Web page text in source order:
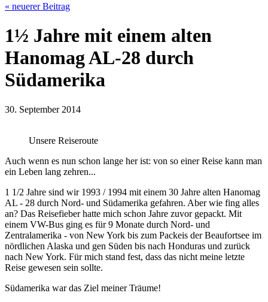
« neuerer Beitrag
1½ Jahre mit einem alten
Hanomag AL-28 durch
Südamerika
30. September 2014
Unsere Reiseroute
Auch wenn es nun schon lange her ist: von so einer Reise kann man
ein Leben lang zehren...
1 1/2 Jahre sind wir 1993 / 1994 mit einem 30 Jahre alten Hanomag
AL - 28 durch Nord- und Südamerika gefahren. Aber wie fing alles
an? Das Reisefieber hatte mich schon Jahre zuvor gepackt. Mit
einem VW-Bus ging es für 9 Monate durch Nord- und
Zentralamerika - von New York bis zum Packeis der Beaufortsee im
nördlichen Alaska und gen Süden bis nach Honduras und zurück
nach New York. Für mich stand fest, dass das nicht meine letzte
Reise gewesen sein sollte.
Südamerika war das Ziel meiner Träume!